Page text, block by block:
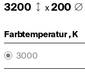
3200 x 200
Farbtemperatur , K
3000